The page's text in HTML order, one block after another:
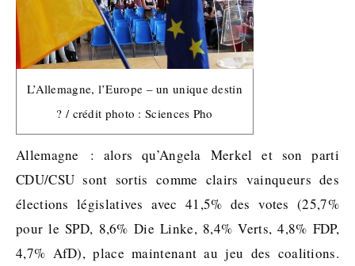
L’Allemagne, l’Europe – un unique destin
? / crédit photo : Sciences Pho
Allemagne : alors qu’Angela Merkel et son parti
CDU/CSU sont sortis comme clairs vainqueurs des
élections législatives avec 41,5% des votes (25,7%
pour le SPD, 8,6% Die Linke, 8,4% Verts, 4,8% FDP,
4,7% AfD), place maintenant au jeu des coalitions.